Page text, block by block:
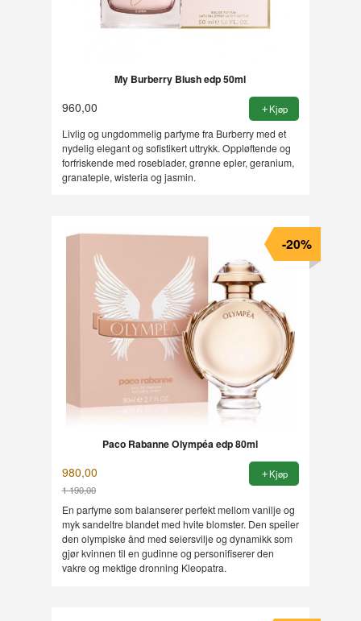
My Burberry Blush edp 50ml
960,00 Kjøp
Livlig og ungdommelig parfyme fra Burberry med et
nydelig elegant og sofistikert uttrykk. Oppløftende og
forfriskende med roseblader, grønne epler, geranium,
granateple, wisteria og jasmin.
Paco Rabanne Olympéa edp 80ml
980,00
1 190,00
Rabatt
-20%
Kjøp
En parfyme som balanserer perfekt mellom vanilje og
myk sandeltre blandet med hvite blomster. Den speiler
den olympiske ånd med seiersvilje og dynamikk som
gjør kvinnen til en gudinne og personifiserer den
vakre og mektige dronning Kleopatra.